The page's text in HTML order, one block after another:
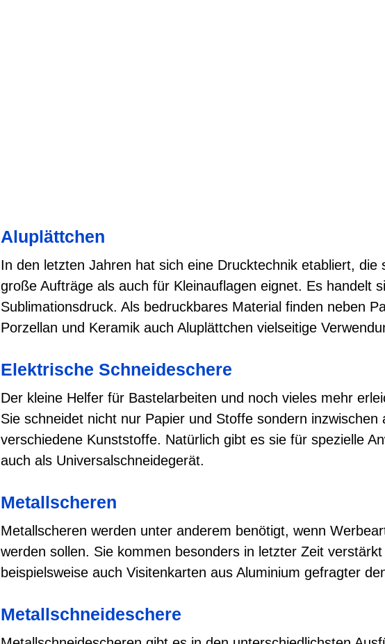
Aluplättchen
In den letzten Jahren hat sich eine Drucktechnik etabliert, die
große Aufträge als auch für Kleinauflagen eignet. Es handelt
Sublimationsdruck. Als bedruckbares Material finden neben
Porzellan und Keramik auch Aluplättchen vielseitige
Elektrische Schneideschere
Der kleine Helfer für Bastelarbeiten und noch vieles mehr
Sie schneidet nicht nur Papier und Stoffe sondern inzwischen
verschiedene Kunststoffe. Natürlich gibt es sie für spezielle
auch als Universalschneidegerät.
Metallscheren
Metallscheren werden unter anderem benötigt, wenn
werden sollen. Sie kommen besonders in letzter Zeit
beispielsweise auch Visitenkarten aus Aluminium gefragter
Metallschneideschere